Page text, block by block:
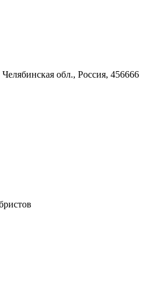
обл., Россия, 456666